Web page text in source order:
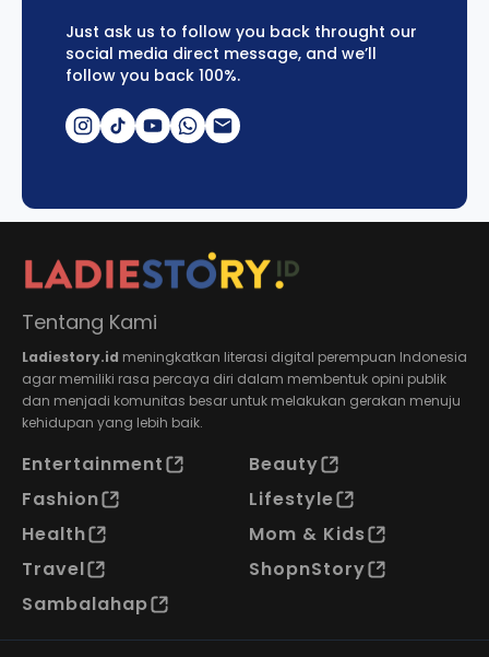
Just ask us to follow you back throught our
social media direct message, and we’ll
follow you back 100%.
Tentang Kami
Ladiestory.id meningkatkan literasi digital perempuan Indonesia
agar memiliki rasa percaya diri dalam membentuk opini publik
dan menjadi komunitas besar untuk melakukan gerakan menuju
kehidupan yang lebih baik.
Entertainment
Beauty
Fashion
Lifestyle
Health
Mom & Kids
Travel
ShopnStory
Sambalahap